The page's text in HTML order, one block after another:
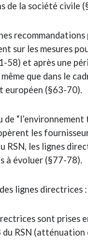
de la société civile
sur les mesures
58) et après une
que dans le
européen (§63-70).
de “l’environnement
les
RSN, les lignes
à évoluer (§77-78).
lignes directrices :
sont prises
du RSN (atténuation